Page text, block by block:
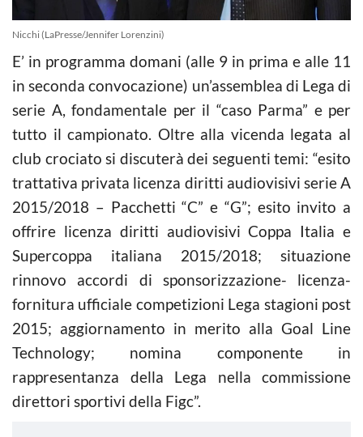
Nicchi (LaPresse/Jennifer Lorenzini)
E’ in programma domani (alle 9 in prima e alle 11
in seconda convocazione) un’assemblea di Lega di
serie A, fondamentale per il “caso Parma” e per
tutto il campionato. Oltre alla vicenda legata al
club crociato si discuterà dei seguenti temi: “esito
trattativa privata licenza diritti audiovisivi serie A
2015/2018 – Pacchetti “C” e “G”; esito invito a
offrire licenza diritti audiovisivi Coppa Italia e
Supercoppa italiana 2015/2018; situazione
rinnovo accordi di sponsorizzazione- licenza-
fornitura ufficiale competizioni Lega stagioni post
2015; aggiornamento in merito alla Goal Line
Technology; nomina componente in
rappresentanza della Lega nella commissione
direttori sportivi della Figc”.